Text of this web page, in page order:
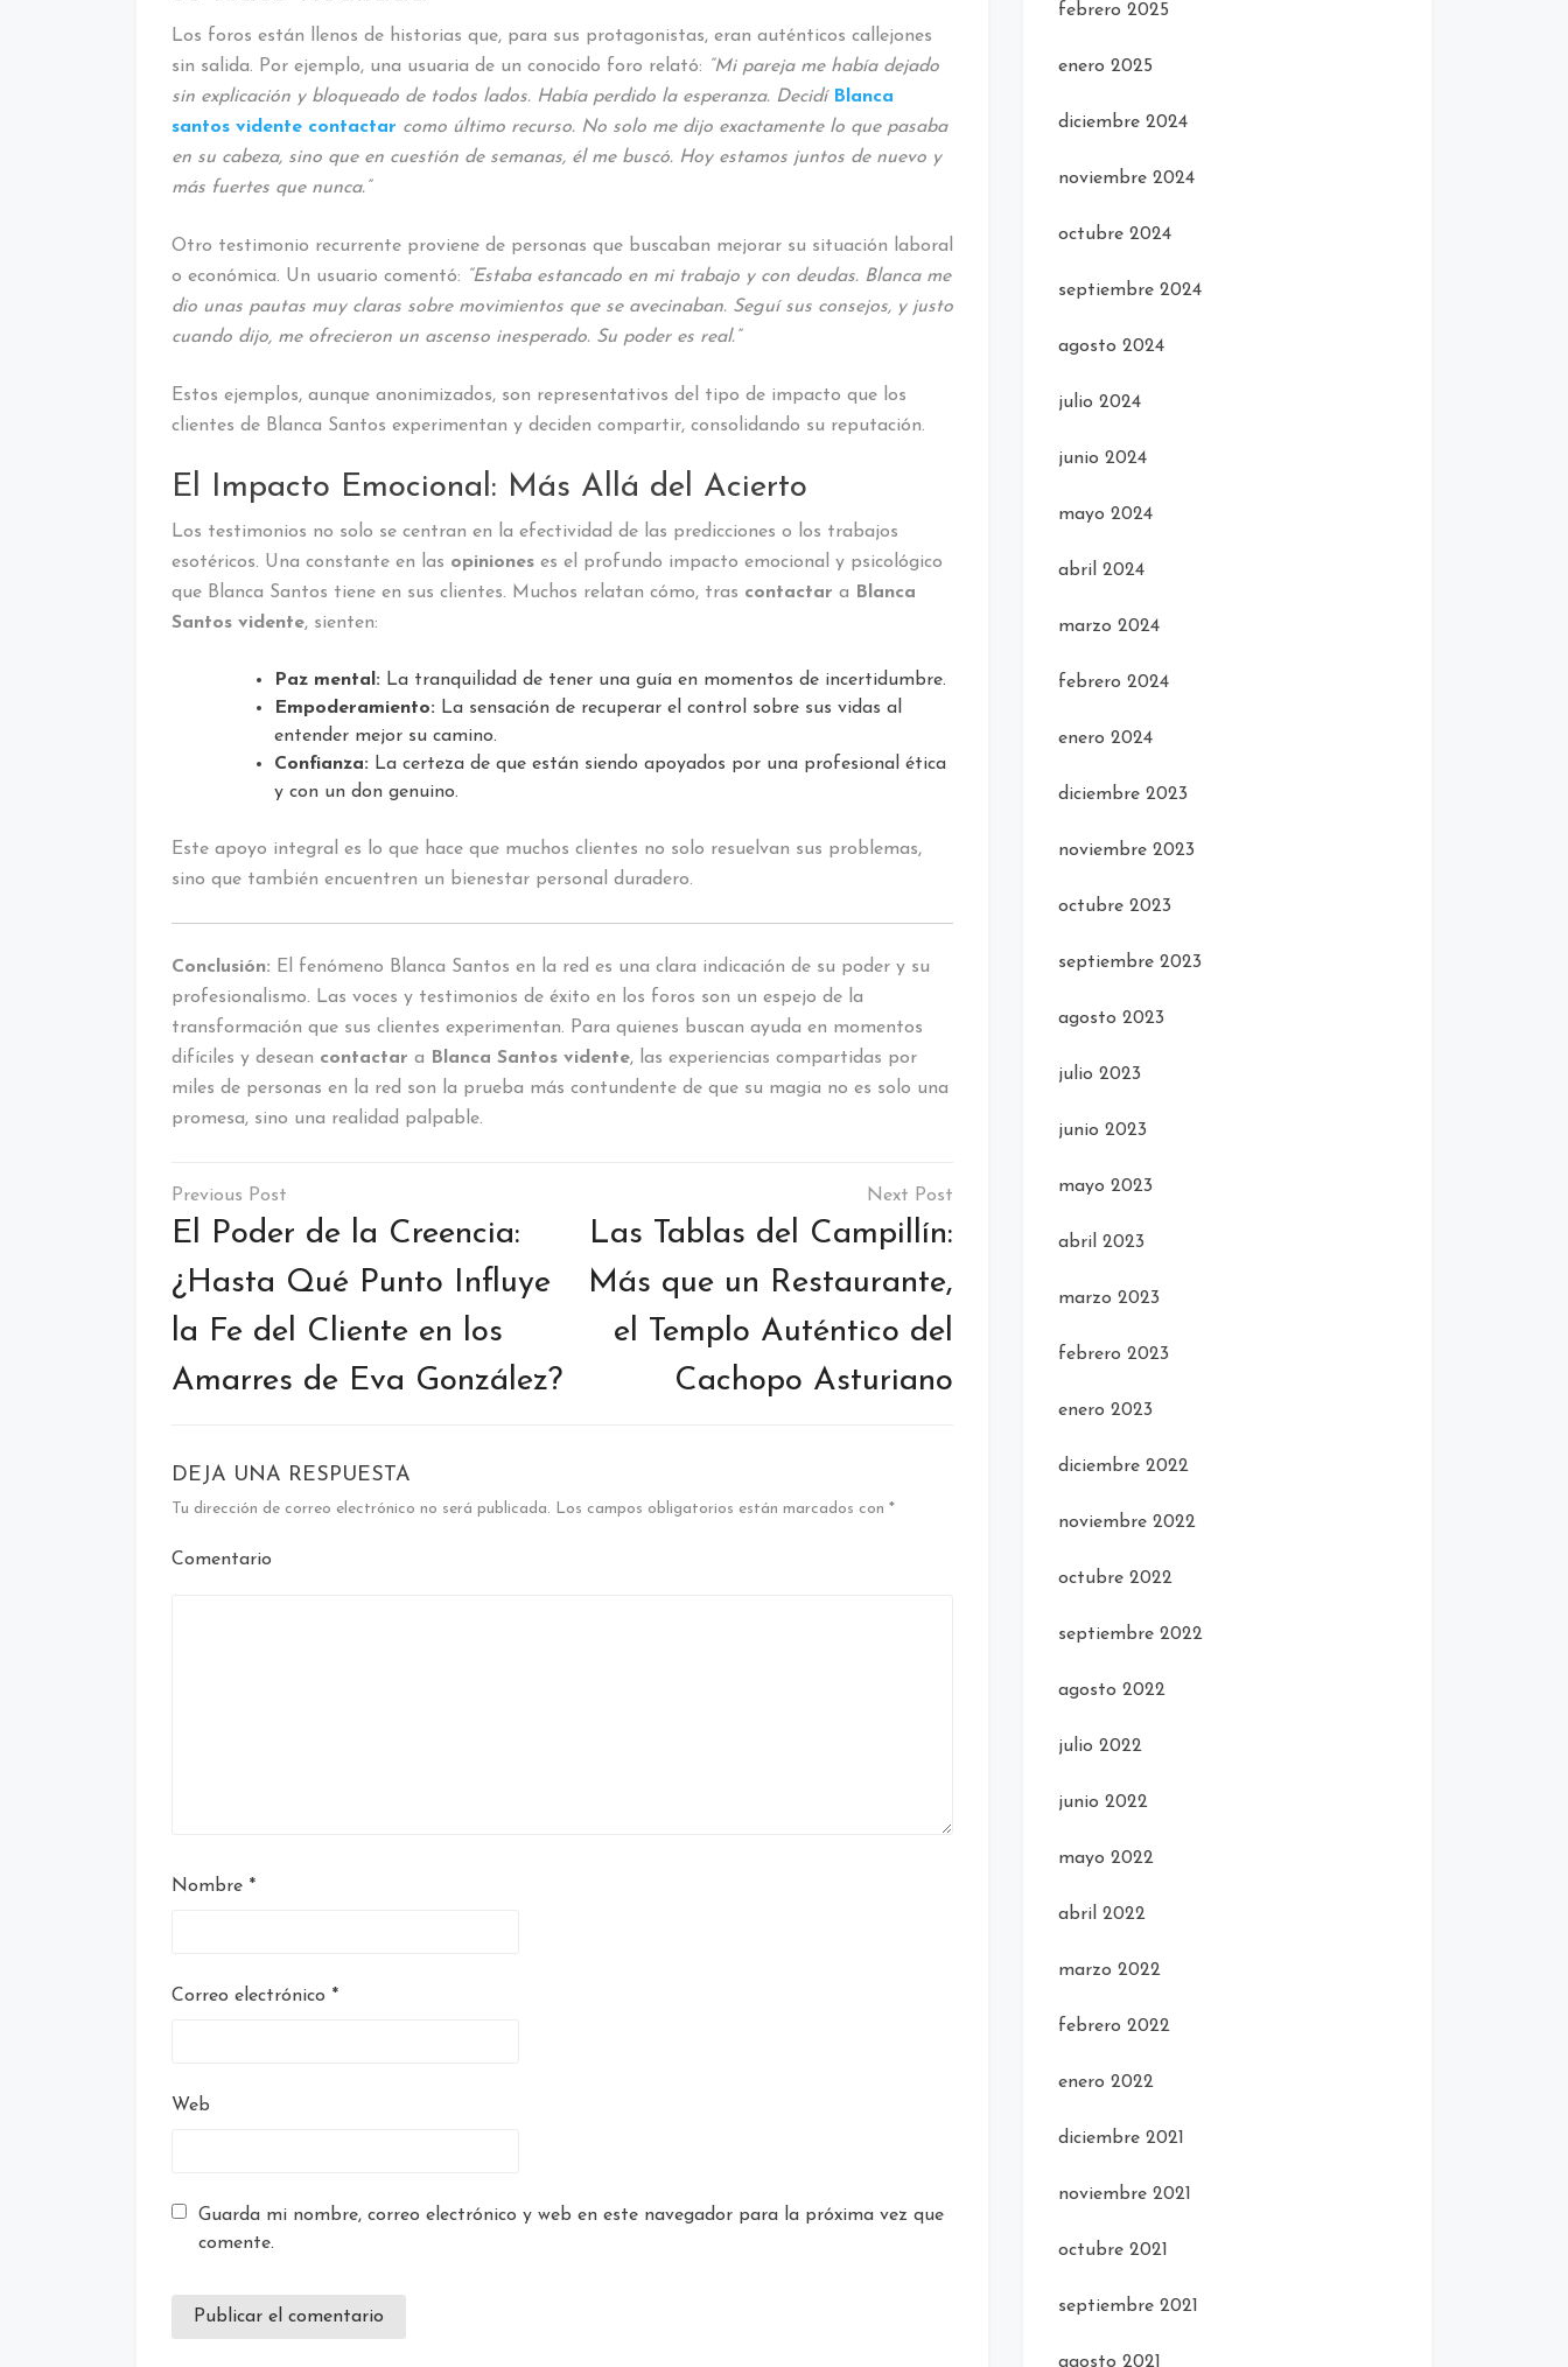
Los foros están llenos de historias que, para sus protagonistas, eran auténticos callejones
sin salida. Por ejemplo, una usuaria de un conocido foro relató: “Mi pareja me había dejado
sin explicación y bloqueado de todos lados. Había perdido la esperanza. Decidí Blanca
santos vidente contactar como último recurso. No solo me dijo exactamente lo que pasaba
en su cabeza, sino que en cuestión de semanas, él me buscó. Hoy estamos juntos de nuevo y
más fuertes que nunca.”
Otro testimonio recurrente proviene de personas que buscaban mejorar su situación laboral
o económica. Un usuario comentó: “Estaba estancado en mi trabajo y con deudas. Blanca me
dio unas pautas muy claras sobre movimientos que se avecinaban. Seguí sus consejos, y justo
cuando dijo, me ofrecieron un ascenso inesperado. Su poder es real.”
Estos ejemplos, aunque anonimizados, son representativos del tipo de impacto que los
clientes de Blanca Santos experimentan y deciden compartir, consolidando su reputación.
El Impacto Emocional: Más Allá del Acierto
Los testimonios no solo se centran en la efectividad de las predicciones o los trabajos
esotéricos. Una constante en las opiniones es el profundo impacto emocional y psicológico
que Blanca Santos tiene en sus clientes. Muchos relatan cómo, tras contactar a
Blanca
Santos vidente, sienten:
Paz mental: La tranquilidad de tener una guía en momentos de incertidumbre.
Empoderamiento: La sensación de recuperar el control sobre sus vidas al
entender mejor su camino.
Confianza: La certeza de que están siendo apoyados por una profesional ética
y con un don genuino.
Este apoyo integral es lo que hace que muchos clientes no solo resuelvan sus problemas,
sino que también encuentren un bienestar personal duradero.
Conclusión: El fenómeno Blanca Santos en la red es una clara indicación de su poder y su
profesionalismo. Las voces y testimonios de éxito en los foros son un espejo de la
transformación que sus clientes experimentan. Para quienes buscan ayuda en momentos
difíciles y desean contactar a Blanca Santos vidente, las experiencias compartidas por
miles de personas en la red son la prueba más contundente de que su magia no es solo una
promesa, sino una realidad palpable.
Navegación
de
entradas
El Poder de la Creencia:
¿Hasta Qué Punto Influye
la Fe del Cliente en los
Amarres de Eva González?
Las Tablas del Campillín:
Más que un Restaurante,
el Templo Auténtico del
Cachopo Asturiano
DEJA UNA RESPUESTA
Tu dirección de correo electrónico no será publicada. Los campos obligatorios están marcados con *
Comentario
Nombre *
Correo electrónico *
Web
Guarda mi nombre, correo electrónico y web en este navegador para la próxima vez que
comente.
febrero 2025
enero 2025
diciembre 2024
noviembre 2024
octubre 2024
septiembre 2024
agosto 2024
julio 2024
junio 2024
mayo 2024
abril 2024
marzo 2024
febrero 2024
enero 2024
diciembre 2023
noviembre 2023
octubre 2023
septiembre 2023
agosto 2023
julio 2023
junio 2023
mayo 2023
abril 2023
marzo 2023
febrero 2023
enero 2023
diciembre 2022
noviembre 2022
octubre 2022
septiembre 2022
agosto 2022
julio 2022
junio 2022
mayo 2022
abril 2022
marzo 2022
febrero 2022
enero 2022
diciembre 2021
noviembre 2021
octubre 2021
septiembre 2021
agosto 2021